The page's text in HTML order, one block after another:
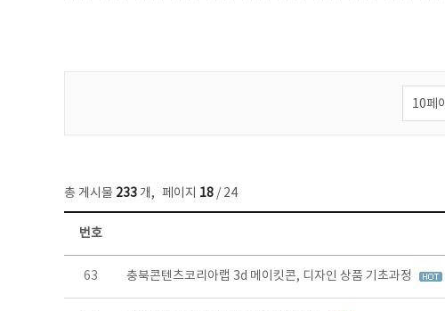
총 게시물 233 개, 페이지 18 / 24
보도자료 목록 - 번호, 제목, 작성자, 파일, 조회수, 작성일 정보 제공
번호
63 충북콘텐츠코리아랩 3d 메이킷콘, 디자인 상품 기초과정